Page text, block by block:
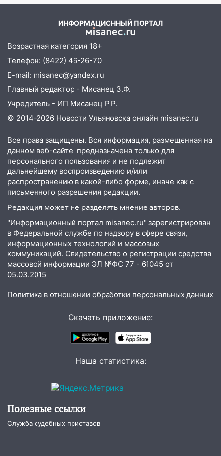
18:02 В Ульяновск едут звезды
баскетбола!
Ульяновский областной суд
оставил в силе приговор руководству
«УльяновскФармации» за махинации на
3,2 млн рублей
16:09 Ветераны легкой атлетики из
Чемпионате России
более 28% площадей зерновых и
зернобобовых культур
15:51 Бросила кирпич в жену брата: в
Ульяновской области завели дело на
агрессивную женщину
15:47
На улице Радищева сбили
курьера: крупная авария в Ульяновске
15:15 Проводил до квартиры и ограбил:
новый кавалер женщины оказался
рецидивистом
14:26 В Ульяновске ограничат движение
передумать увольняться, если им
Инсценировали ДТП и получили
более 4,6 миллиона рублей: перед
судом предстанет банда
В Инзе произошел крупный пожар
13:00 В суде защитили репутацию
мужчины, которого необоснованно
ИНФОРМАЦИОННЫЙ ПОРТАЛ
Возрастная категория 18+
Телефон: (8422) 46-26-70
E-mail: misanec@yandex.ru
Главный редактор - Мисанец З.Ф.
Учредитель - ИП Мисанец Р.Р.
© 2014-2026 Новости Ульяновска онлайн misanec.ru
Все права защищены. Вся информация, размещенная на
данном веб-сайте, предназначена только для
персонального пользования и не подлежит
дальнейшему воспроизведению и/или
распространению в какой-либо форме, иначе как с
письменного разрешения редакции.
Редакция может не разделять мнение авторов.
"Информационный портал misanec.ru" зарегистрирован
в Федеральной службе по надзору в сфере связи,
информационных технологий и массовых
коммуникаций. Свидетельство о регистрации средства
массовой информации ЭЛ №ФС 77 - 61045 от
05.03.2015
Политика в отношении обработки персональных данных
Скачать приложение:
Наша статистика:
Полезные ссылки
Служба судебных приставов